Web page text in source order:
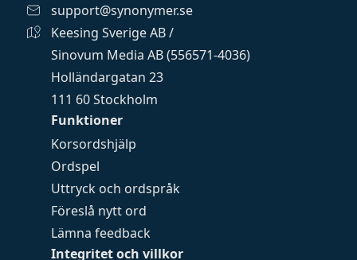
Funktioner
Korsordshjälp
Ordspel
Uttryck och ordspråk
Föreslå nytt ord
Lämna feedback
Integritet och villkor
support@synonymer.se
Keesing Sverige AB /
Sinovum Media AB (556571-4036)
Holländargatan 23
111 60 Stockholm